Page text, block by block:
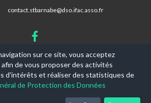
contact.stbarnabe@dso.ifac.asso.fr
Ce site est propulsé par Aniapps.fr
CGV
sur ce site, vous acceptez
de vous proposer des activités
d'intérêts et réaliser des statistiques de
de Protection des Données